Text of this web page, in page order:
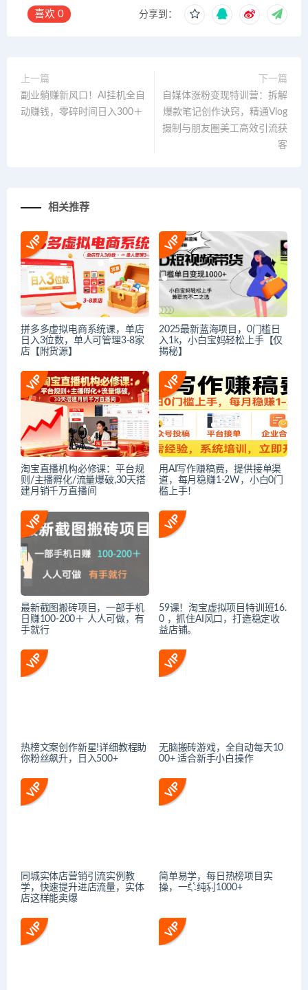
喜欢 0 分享到：
上一篇
副业躺赚新风口！AI挂机全自
动赚钱，零碎时间日入300＋
下一篇
自媒体涨粉变现特训营：拆解
爆款笔记创作诀窍，精通Vlog
摄制与朋友圈美工高效引流获
客
相关推荐
拼多多虚拟电商系统课，单店
日入3位数，单人可管理3-8家
店【附货源】
2025最新蓝海项目，0门槛日
入1k，小白宝妈轻松上手【仅
揭秘】
淘宝直播机构必修课：平台规
则/主播孵化/流量爆破,30天搭
建月销千万直播间
用AI写作赚稿费，提供接单渠
道，每月稳赚1-2W，小白0门
槛上手！
最新截图搬砖项目，一部手机
日赚100-200＋ 人人可做，有
手就行
59课！淘宝虚拟项目特训班16.
0 ，抓住AI风口，打造稳定收
益店铺。
热榜文案创作新星!详细教程助
你粉丝飙升，日入500+
无脑搬砖游戏，全自动每天10
00+ 适合新手小白操作
同城实体店营销引流实例教
学，快速提升进店流量，实体
店这样能卖爆
简单易学，每日热榜项目实
操，一单纯利1000+